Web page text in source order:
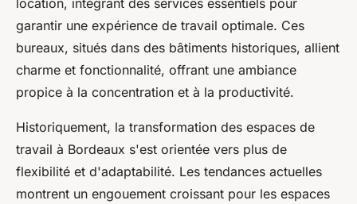
garantir une expérience de travail optimale. Ces
bureaux, situés dans des bâtiments historiques, allient
charme et fonctionnalité, offrant une ambiance
propice à la concentration et à la productivité.
Historiquement, la transformation des espaces de
travail à Bordeaux s'est orientée vers plus de
flexibilité et d'adaptabilité. Les tendances actuelles
montrent un engouement croissant pour les espaces